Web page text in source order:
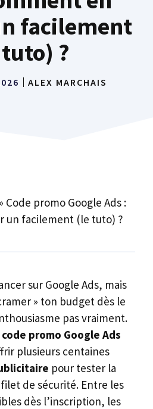
facilement
?
ALEX MARCHAIS
» Code promo Google Ads :
un facilement (le tuto) ?
sur Google Ads, mais
» ton budget dès le
pas vraiment.
code promo Google Ads
plusieurs centaines
pour tester la
de sécurité. Entre les
dès l’inscription, les